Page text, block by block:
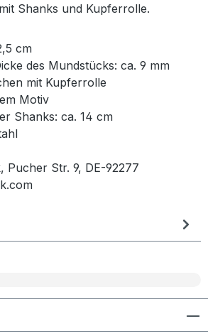
Shanks und Kupferrolle.
cm
des Mundstücks: ca. 9 mm
mit Kupferrolle
Motiv
Shanks: ca. 14 cm
Pucher Str. 9, DE-92277